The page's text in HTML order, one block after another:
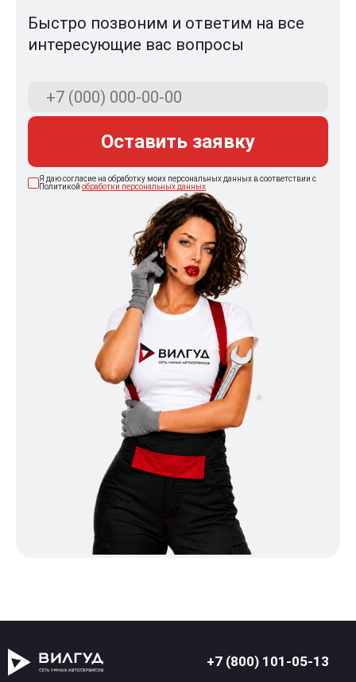
Быстро позвоним и ответим на все
интересующие вас вопросы
Оставить заявку
Я даю согласие на обработку моих персональных данных в соответствии с
Политикой обработки персональных данных
+7 (800) 101-05-13